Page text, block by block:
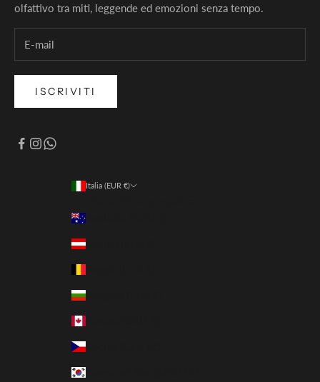
olfattivo tra miti, leggende ed emozioni senza tempo.
ISCRIVITI
Italia (EUR €)
Australia (AUD $)
Austria (EUR €)
Bulgaria (EUR €)
Cechia (CZK Kč)